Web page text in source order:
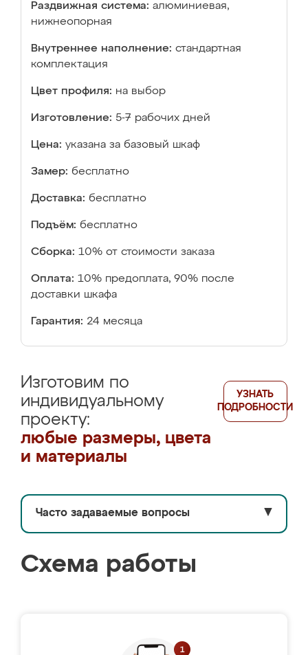
Раздвижная система: алюминиевая,
нижнеопорная
Внутреннее наполнение: стандартная
комплектация
Цвет профиля: на выбор
Изготовление: 5-7 рабочих дней
Цена: указана за базовый шкаф
Замер: бесплатно
Доставка: бесплатно
Подъём: бесплатно
Сборка: 10% от стоимости заказа
Оплата: 10% предоплата, 90% после
доставки шкафа
Гарантия: 24 месяца
Изготовим по
индивидуальному
проекту:
любые размеры, цвета
и материалы
УЗНАТЬ
ПОДРОБНОСТИ
Часто задаваемые вопросы ▼
Схема работы